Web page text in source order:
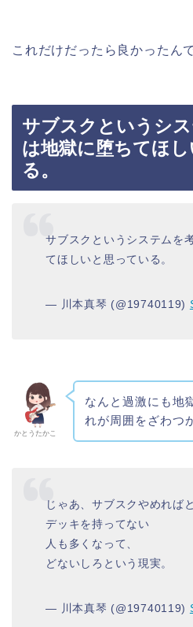
これだけだったら良かったん
サブスクというシ
は地獄に堕ちてほ
る。
サブスクというシステムを
てほしいと思っている。
— 川本真琴 (@19740119)
かとうたかこ
なんと過激にも地
れが周囲をざわつ
じゃあ、サブスクやめれば
デッキを持ってない
人も多くなって、
どないしろという現実。
— 川本真琴 (@19740119)